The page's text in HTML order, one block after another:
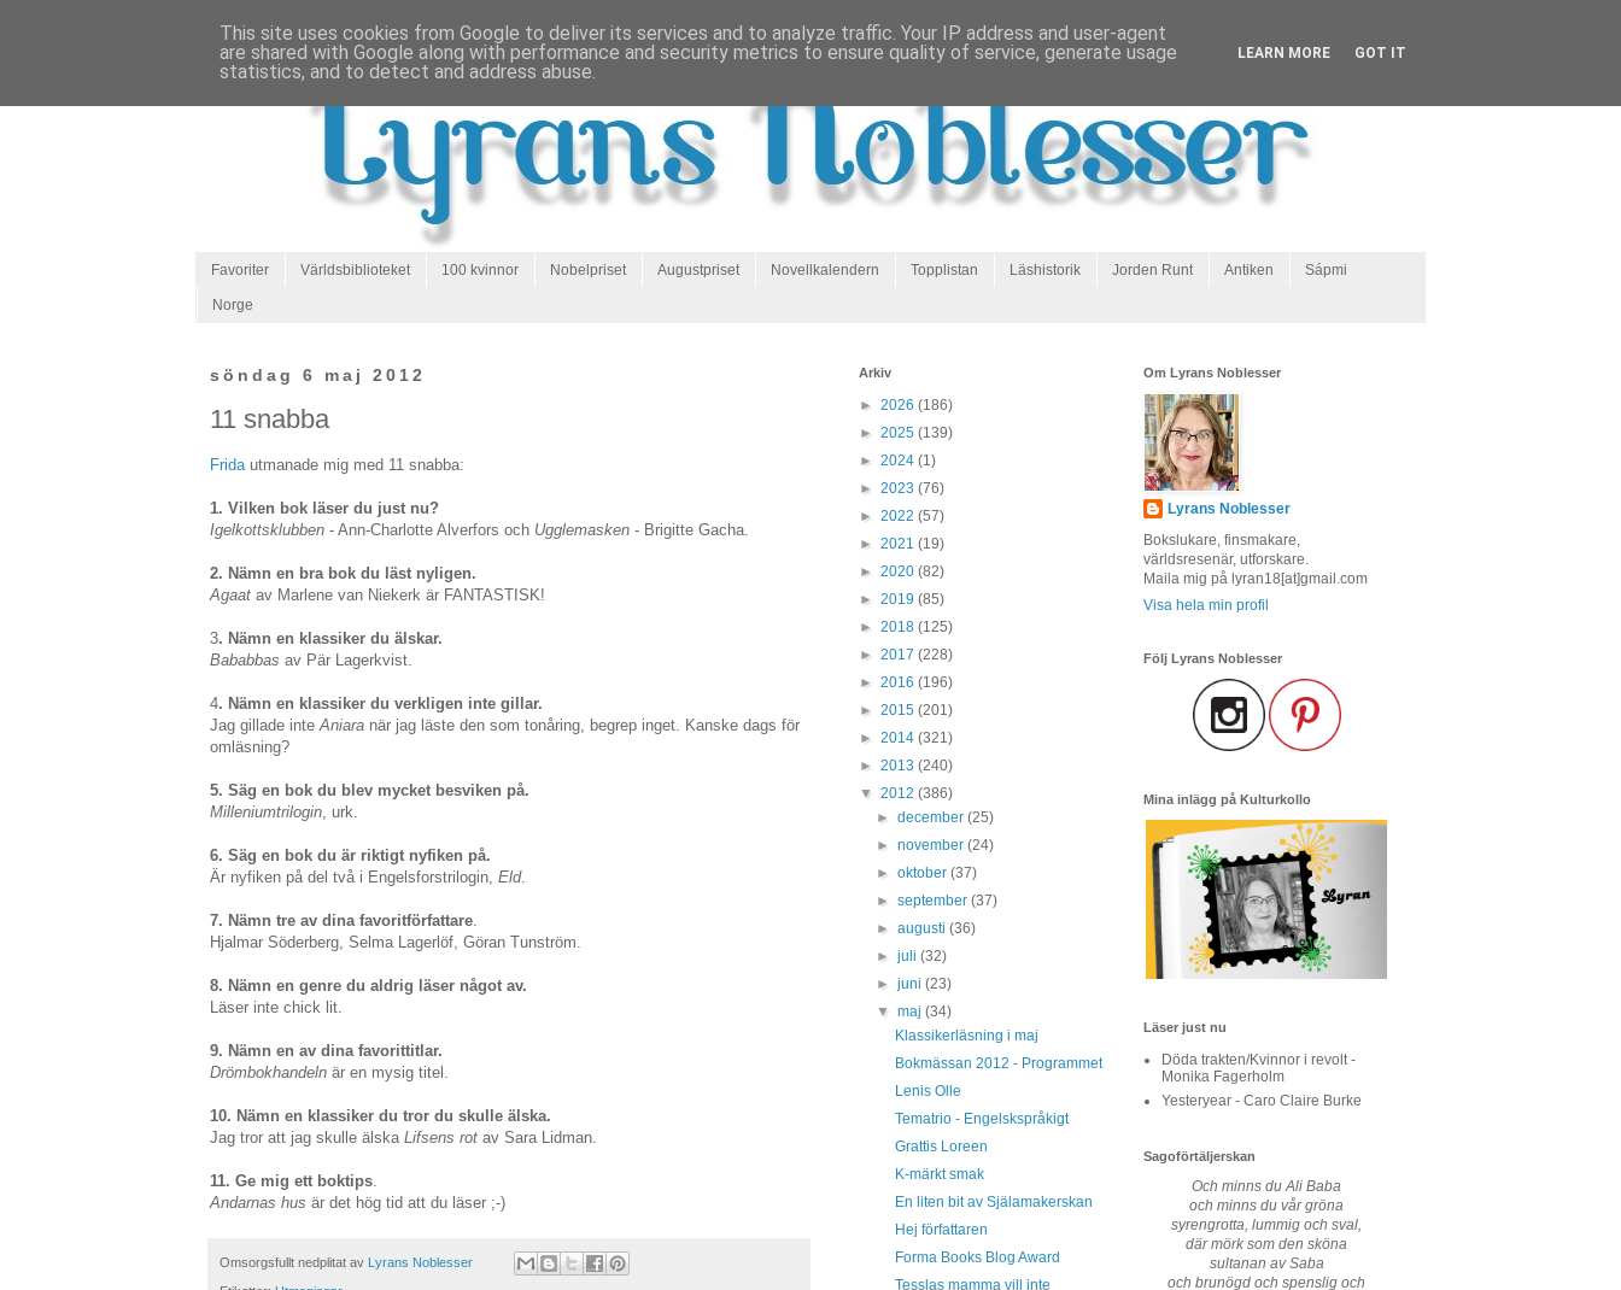
Favoriter Världsbiblioteket 100 kvinnor Nobelpriset Augustpriset Novellkalendern Topplistan Läshistorik Jorden Runt Antiken Sápmi
Norge
söndag 6 maj 2012
11 snabba
Fridautmanade mig med 11 snabba:
1. Vilken bok läser du just nu?
Igelkottsklubben - Ann-Charlotte Alverfors och Ugglemasken - Brigitte Gacha.
2. Nämn en bra bok du läst nyligen.
Agaat av Marlene van Niekerk är FANTASTISK!
3. Nämn en klassiker du älskar.
Bababbas av Pär Lagerkvist.
4. Nämn en klassiker du verkligen inte gillar.
Jag gillade inteAniara när jag läste den som tonåring, begrep inget. Kanske dags för
omläsning?
5. Säg en bok du blev mycket besviken på.
Milleniumtrilogin, urk.
6. Säg en bok du är riktigt nyfiken på.
Är nyfiken på del två i Engelsforstrilogin, Eld.
7. Nämn tre av dina favoritförfattare.
Hjalmar Söderberg, Selma Lagerlöf, Göran Tunström.
8. Nämn en genre du aldrig läser något av.
Läser inte chick lit.
9. Nämn en av dina favorittitlar.
Drömbokhandeln är en mysig titel.
10. Nämn en klassiker du tror du skulle älska.
Jag tror att jag skulle älskaLifsens rot av Sara Lidman.
11. Ge mig ett boktips.
Andarnas hus är det hög tid att du läser ;-)
Omsorgsfullt nedplitat av Lyrans Noblesser
Arkiv
► 2026 (186)
► 2025 (139)
► 2024 (1)
► 2023 (76)
► 2022 (57)
► 2021 (19)
► 2020 (82)
► 2019 (85)
► 2018 (125)
► 2017 (228)
► 2016 (196)
► 2015 (201)
► 2014 (321)
► 2013 (240)
▼ 2012 (386)
►december(25)
►november(24)
►oktober(37)
►september(37)
►augusti(36)
►juli(32)
►juni(23)
▼maj(34)
Klassikerläsning i maj
Bokmässan 2012 - Programmet
Lenis Olle
Tematrio - Engelskspråkigt
Grattis Loreen
K-märkt smak
En liten bit av Själamakerskan
Hej författaren
Forma Books Blog Award
Tesslas mamma vill inte
Om Lyrans Noblesser
Lyrans Noblesser
Bokslukare, finsmakare,
världsresenär, utforskare.
Maila mig på lyran18[at]gmail.com
Visa hela min profil
Följ Lyrans Noblesser
Mina inlägg på Kulturkollo
Läser just nu
Döda trakten/Kvinnor i revolt -
Monika Fagerholm
Yesteryear - Caro Claire Burke
Sagoförtäljerskan
Och minns du Ali Baba
och minns du vår gröna
syrengrotta, lummig och sval,
där mörk som den sköna
sultanan av Saba
och brunögd och spenslig och
This site uses cookies from Google to deliver its services and to analyze traffic. Your IP address and user-agent
are shared with Google along with performance and security metrics to ensure quality of service, generate usage
statistics, and to detect and address abuse.
LEARN MORE GOT IT